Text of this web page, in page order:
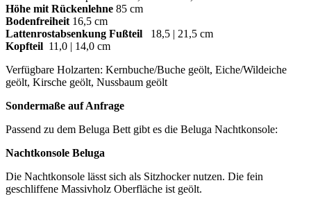
Höhe mit Rückenlehne 85 cm
Bodenfreiheit 16,5 cm
Lattenrostabsenkung Fußteil 18,5 | 21,5 cm
Kopfteil 11,0 | 14,0 cm
Verfügbare Holzarten: Kernbuche/Buche geölt, Eiche/Wildeiche
geölt, Kirsche geölt, Nussbaum geölt
Sondermaße auf Anfrage
Passend zu dem Beluga Bett gibt es die Beluga Nachtkonsole:
Nachtkonsole Beluga
Die Nachtkonsole lässt sich als Sitzhocker nutzen. Die fein
geschliffene Massivholz Oberfläche ist geölt.